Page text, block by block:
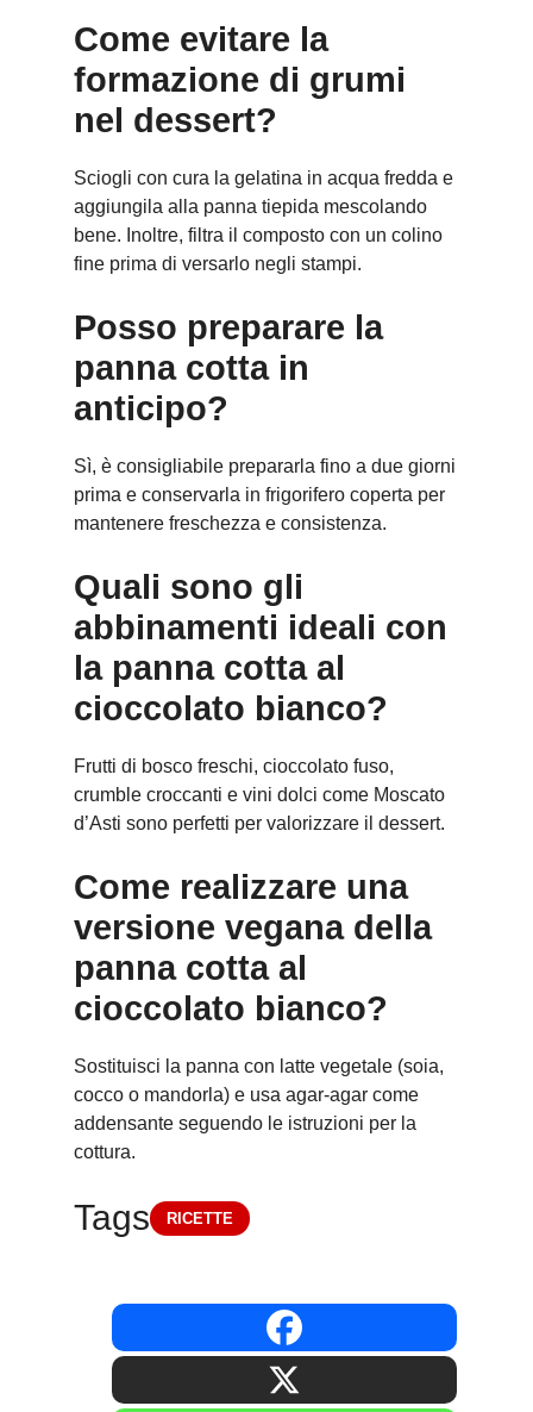
Come evitare la
formazione di grumi
nel dessert?
Sciogli con cura la gelatina in acqua fredda e
aggiungila alla panna tiepida mescolando
bene. Inoltre, filtra il composto con un colino
fine prima di versarlo negli stampi.
Posso preparare la
panna cotta in
anticipo?
Sì, è consigliabile prepararla fino a due giorni
prima e conservarla in frigorifero coperta per
mantenere freschezza e consistenza.
Quali sono gli
abbinamenti ideali con
la panna cotta al
cioccolato bianco?
Frutti di bosco freschi, cioccolato fuso,
crumble croccanti e vini dolci come Moscato
d’Asti sono perfetti per valorizzare il dessert.
Come realizzare una
versione vegana della
panna cotta al
cioccolato bianco?
Sostituisci la panna con latte vegetale (soia,
cocco o mandorla) e usa agar-agar come
addensante seguendo le istruzioni per la
cottura.
Tags RICETTE